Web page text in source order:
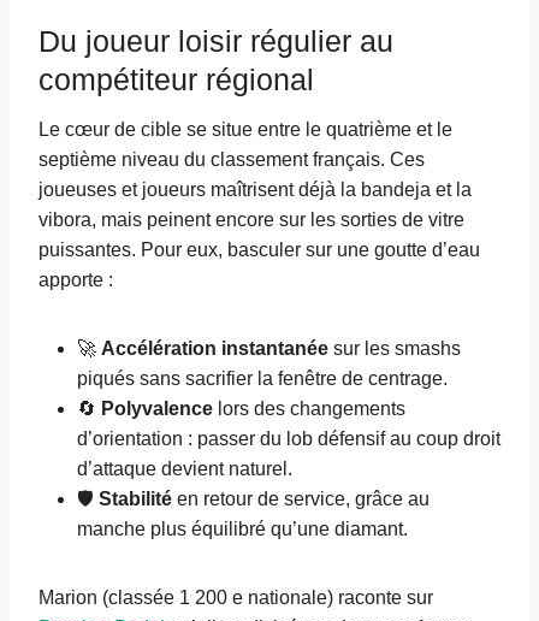
Du joueur loisir régulier au
compétiteur régional
Le cœur de cible se situe entre le quatrième et le
septième niveau du classement français. Ces
joueuses et joueurs maîtrisent déjà la bandeja et la
vibora, mais peinent encore sur les sorties de vitre
puissantes. Pour eux, basculer sur une goutte d’eau
apporte :
🚀 Accélération instantanée sur les smashs
piqués sans sacrifier la fenêtre de centrage.
🔄 Polyvalence lors des changements
d’orientation : passer du lob défensif au coup droit
d’attaque devient naturel.
🛡️ Stabilité en retour de service, grâce au
manche plus équilibré qu’une diamant.
Marion (classée 1 200 e nationale) raconte sur